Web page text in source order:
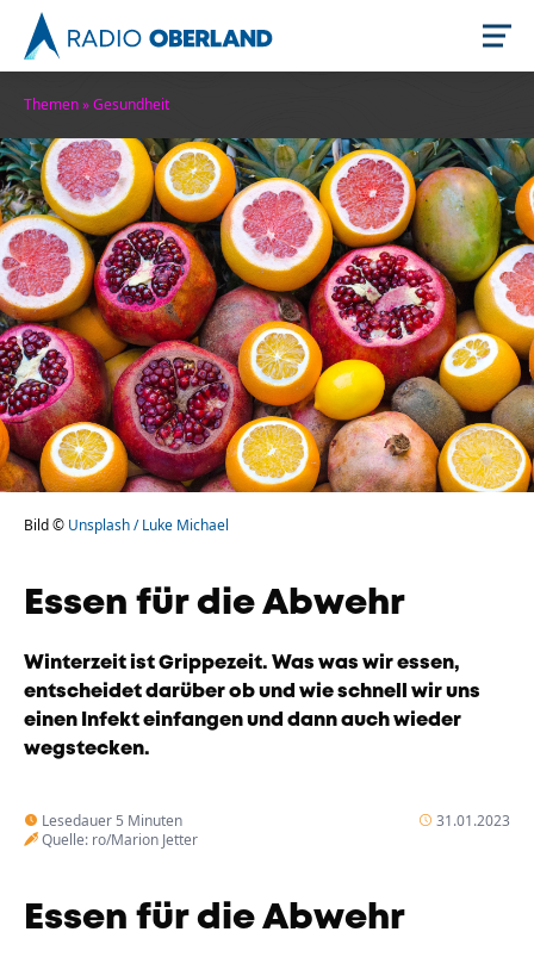
Newsreader
Themen
Stellenangebote
Das geheime Geräusch
Fotobox
Amphibienschutz
Programm
Service
Podcast
Zeit fürs Oberland
Handwerker
Themen»Gesundheit
Bild © Unsplash / Luke Michael
Essen für die Abwehr
Winterzeit ist Grippezeit. Was was wir essen,
entscheidet darüber ob und wie schnell wir uns
einen Infekt einfangen und dann auch wieder
wegstecken.
Lesedauer 5 Minuten
Quelle: ro/Marion Jetter
31.01.2023
Essen für die Abwehr